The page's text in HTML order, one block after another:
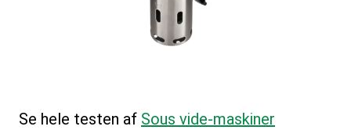
Se hele testen af Sous vide-maskiner